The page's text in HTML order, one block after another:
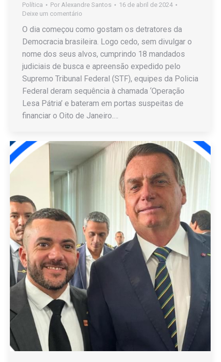
Política Por Alexandre Santos
16 de abril de 2024
Deixe um comentário
O dia começou como gostam os detratores da
Democracia brasileira. Logo cedo, sem divulgar o
nome dos seus alvos, cumprindo 18 mandados
judiciais de busca e apreensão expedido pelo
Supremo Tribunal Federal (STF), equipes da Policia
Federal deram sequência à chamada ‘Operação
Lesa Pátria’ e bateram em portas suspeitas de
financiar o Oito de Janeiro.…